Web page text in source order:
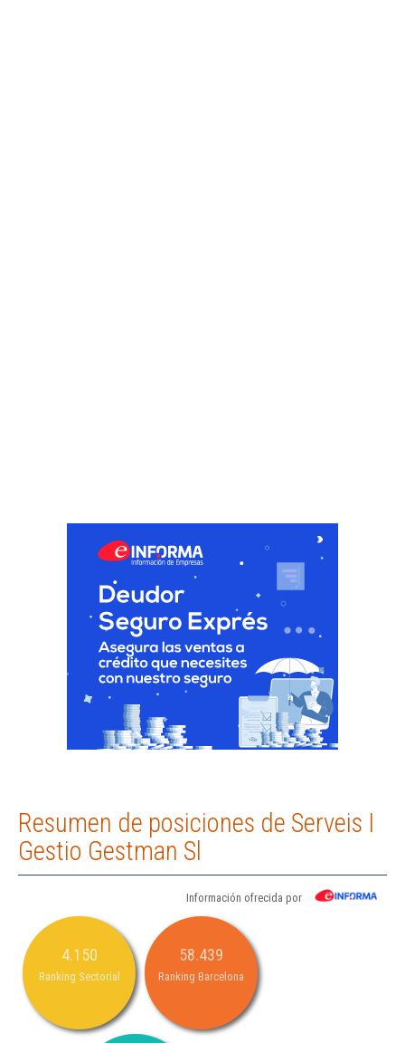
Resumen de posiciones de Serveis I
Gestio Gestman Sl
Información ofrecida por
4.150
Ranking Sectorial
58.439
Ranking Barcelona